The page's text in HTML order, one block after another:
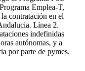
Emplea-T,
contratación en el
Línea 2.
indefinidas
autónomas, y a
por parte de pymes.